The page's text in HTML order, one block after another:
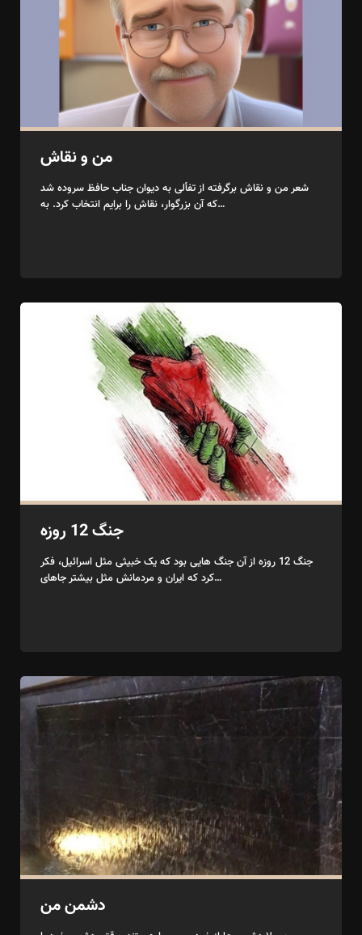
من و نقاش
شعر من و نقاش برگرفته از تفألی به دیوان جناب حافظ سروده شد
که آن بزرگوار، نقاش را برایم انتخاب کرد. به…
جنگ 12 روزه
جنگ 12 روزه از آن جنگ هایی بود که یک خبیثی مثل اسرائیل، فکر
کرد که ایران و مردمانش مثل بیشتر جاهای…
دشمن من